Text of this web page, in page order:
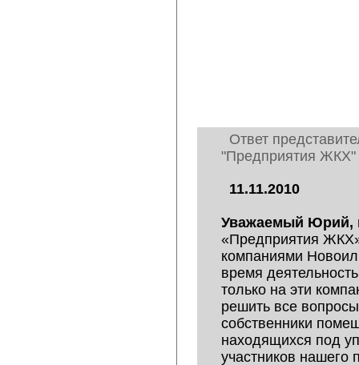
Ответ
"Предприятия ЖКХ"
11.11.2010
Уважаемый Юрий,
«Предприятия
компаниями
время
только на эти
решить все
собственники
находящихся под
участников нашего